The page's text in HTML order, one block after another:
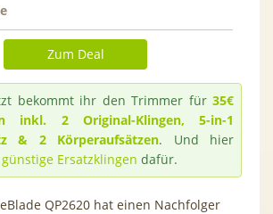
Zum Deal
bekommt ihr den Trimmer für35€
inkl. 2 Original-Klingen, 5-in-1
& 2 Körperaufsätzen. Und hier
günstige Ersatzklingen dafür.
QP2620 hat einen Nachfolger